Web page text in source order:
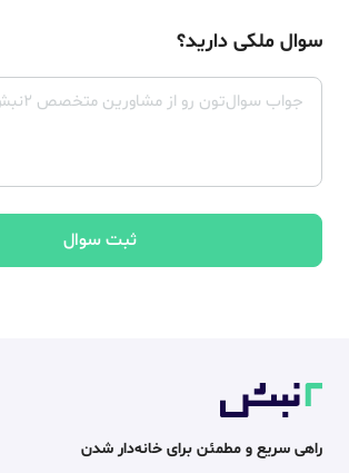
سوال ملکی دارید؟
ثبت سوال
راهی سریع و مطمئن برای خانه‌دار شدن